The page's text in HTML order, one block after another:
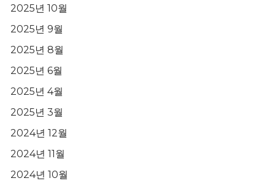
2025년 10월
2025년 9월
2025년 8월
2025년 6월
2025년 4월
2025년 3월
2024년 12월
2024년 11월
2024년 10월